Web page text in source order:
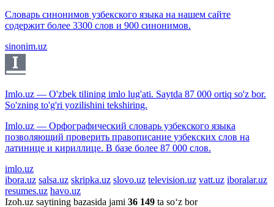
Словарь синонимов узбекского языка на нашем сайте
содержит более 3300 слов и 900 синонимов.
sinonim.uz
Imlo.uz — O'zbek tilining imlo lug'ati. Saytda 87 000 ortiq so'z bor.
So'zning to'g'ri yozilishini tekshiring.
Imlo.uz — Орфографический словарь узбекского языка
позволяющий проверить правописание узбекских слов на
латинице и кириллице. В базе более 87 000 слов.
imlo.uz
ibora.uz salsa.uz skripka.uz slovo.uz television.uz vatt.uz iboralar.uz
resumes.uz havo.uz
Izoh.uz saytining bazasida jami 36 149 ta so‘z bor